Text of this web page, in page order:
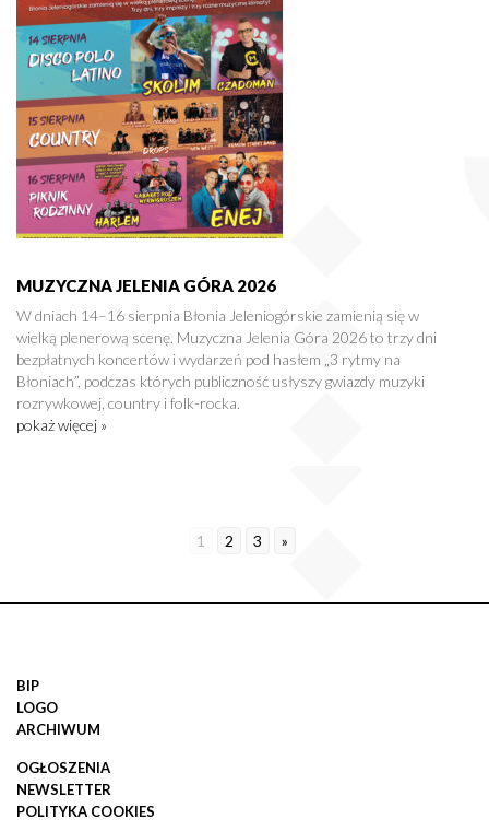
MUZYCZNA JELENIA GÓRA 2026
W dniach 14–16 sierpnia Błonia Jeleniogórskie zamienią się w
wielką plenerową scenę. Muzyczna Jelenia Góra 2026 to trzy dni
bezpłatnych koncertów i wydarzeń pod hasłem „3 rytmy na
Błoniach”, podczas których publiczność usłyszy gwiazdy muzyki
rozrywkowej, country i folk-rocka.
pokaż więcej »
1 2 3 »
BIP
LOGO
ARCHIWUM
OGŁOSZENIA
NEWSLETTER
POLITYKA COOKIES